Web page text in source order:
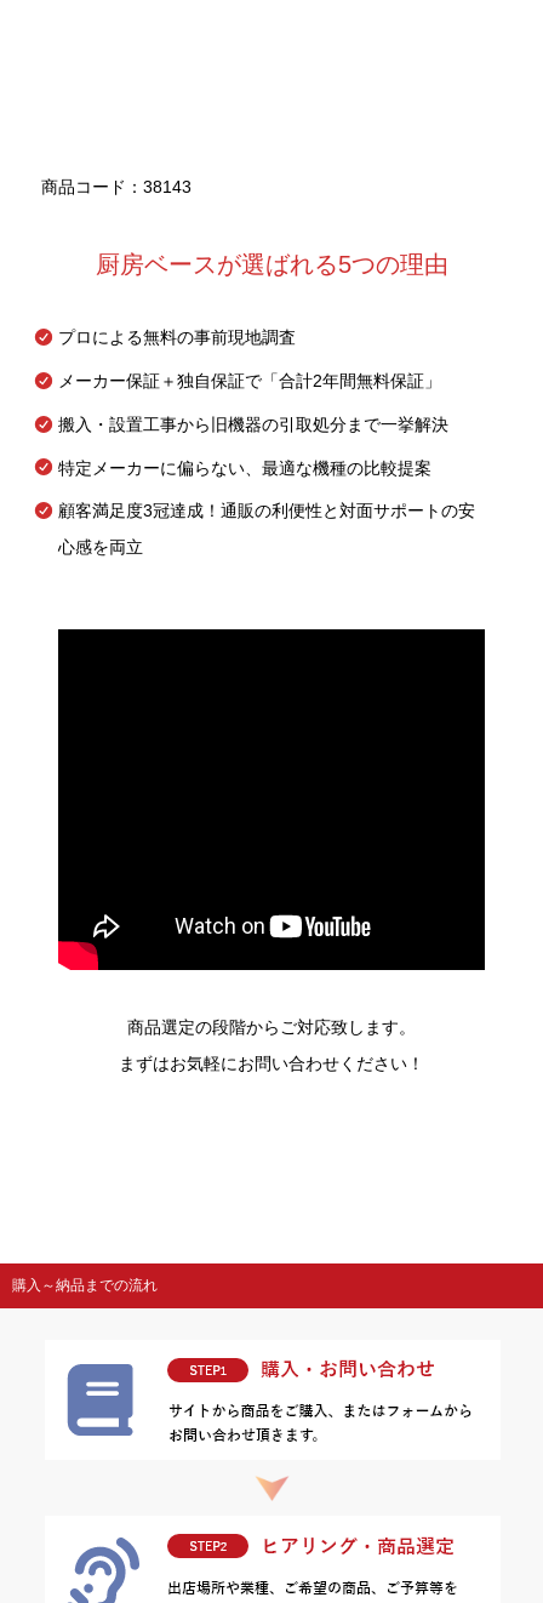
商品コード：38143
厨房ベースが選ばれる5つの理由
プロによる無料の事前現地調査
メーカー保証＋独自保証で「合計2年間無料保証」
搬入・設置工事から旧機器の引取処分まで一挙解決
特定メーカーに偏らない、最適な機種の比較提案
顧客満足度3冠達成！通販の利便性と対面サポートの安
心感を両立
商品選定の段階からご対応致します。
まずはお気軽にお問い合わせください！
購入～納品までの流れ